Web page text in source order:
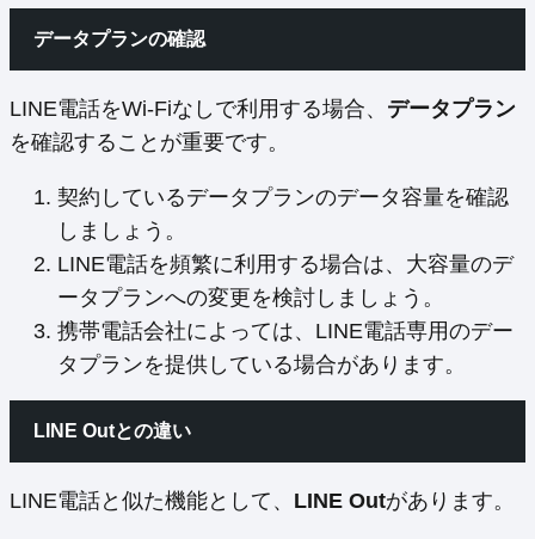
データプランの確認
LINE電話をWi-Fiなしで利用する場合、 データプラン
を確認することが重要です。
契約しているデータプランのデータ容量を確認
しましょう。
LINE電話を頻繁に利用する場合は、大容量のデ
ータプランへの変更を検討しましょう。
携帯電話会社によっては、LINE電話専用のデー
タプランを提供している場合があります。
LINE Outとの違い
LINE電話と似た機能として、 LINE Outがあります。